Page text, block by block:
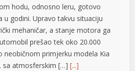
hodu, odnosno leru, gotovo
u godini. Upravo takvu situaciju
mehaničar, a stanje motora ga
prešao tek oko 20.000
neobičnom primjerku modela Kia
sa atmosferskim […][...]